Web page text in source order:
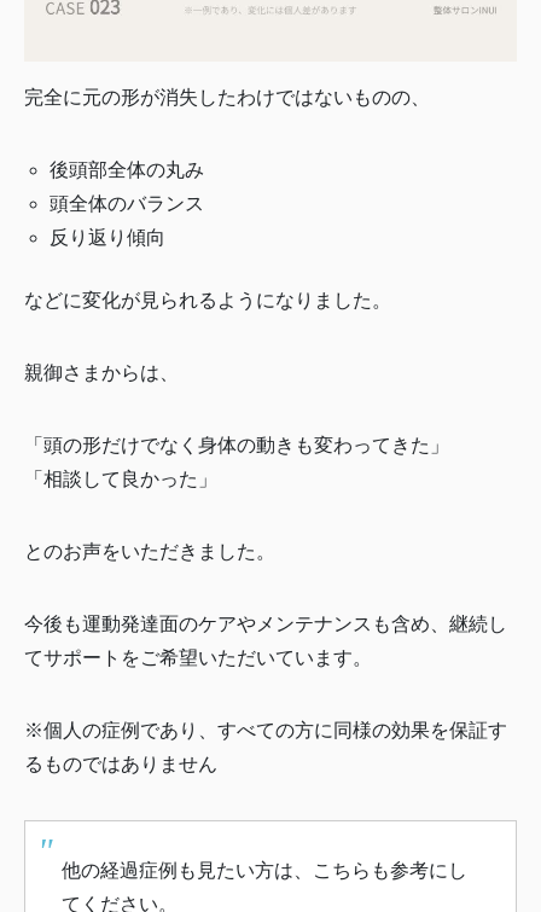
完全に元の形が消失したわけではないものの、
後頭部全体の丸み
頭全体のバランス
反り返り傾向
などに変化が見られるようになりました。
親御さまからは、
「頭の形だけでなく身体の動きも変わってきた」
「相談して良かった」
とのお声をいただきました。
今後も運動発達面のケアやメンテナンスも含め、継続し
てサポートをご希望いただいています。
※個人の症例であり、すべての方に同様の効果を保証す
るものではありません
他の経過症例も見たい方は、こちらも参考にし
てください。